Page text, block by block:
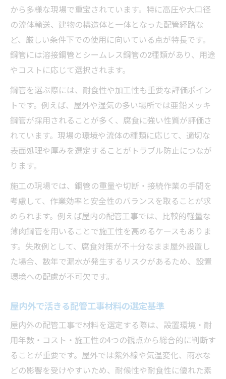
から多様な現場で重宝されています。特に高圧や大口径
の流体輸送、建物の構造体と一体となった配管経路な
ど、厳しい条件下での使用に向いている点が特長です。
鋼管には溶接鋼管とシームレス鋼管の2種類があり、用途
やコストに応じて選択されます。
鋼管を選ぶ際には、耐食性や加工性も重要な評価ポイン
トです。例えば、屋外や湿気の多い場所では亜鉛メッキ
鋼管が採用されることが多く、腐食に強い性質が評価さ
れています。現場の環境や流体の種類に応じて、適切な
表面処理や厚みを選定することがトラブル防止につなが
ります。
施工の現場では、鋼管の重量や切断・接続作業の手間を
考慮して、作業効率と安全性のバランスを取ることが求
められます。例えば屋内の配管工事では、比較的軽量な
薄肉鋼管を用いることで施工性を高めるケースもありま
す。失敗例として、腐食対策が不十分なまま屋外設置し
た場合、数年で漏水が発生するリスクがあるため、設置
環境への配慮が不可欠です。
屋内外で活きる配管工事材料の選定基準
屋内外の配管工事で材料を選定する際は、設置環境・耐
用年数・コスト・施工性の4つの観点から総合的に判断す
ることが重要です。屋外では紫外線や気温変化、雨水な
どの影響を受けやすいため、耐候性や耐食性に優れた素